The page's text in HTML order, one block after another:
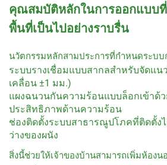
คุณสมบัติหลักในการออกแบบ
พื้นที่เป็นไปอย่างราบรื่น
นวัตกรรมหลักสามประการที่กำหนดระบ
ระบบรางเชื่อมแบบสากลสำหรับจัดแ
เคลื่อน ±1 มม.)
แผงฉนวนกันความร้อนแบบล็อกเข้าด้
ประสิทธิภาพด้านความร้อน
ช่องติดตั้งระบบสาธารณูปโภคที่ติดตั้ง
ว่างของผนัง
สิ่งนี้ช่วยให้เจ้าของบ้านสามารถเพิ่มห้องน